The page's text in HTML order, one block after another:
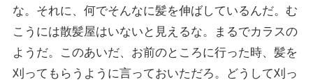
な。それに、何でそんなに髪を伸ばしているんだ。む
こうには散髪屋はいないと見えるな。まるでカラスの
ようだ。このあいだ、お前のところに行った時、髪を
刈ってもらうように言っておいただろ。どうして刈っ